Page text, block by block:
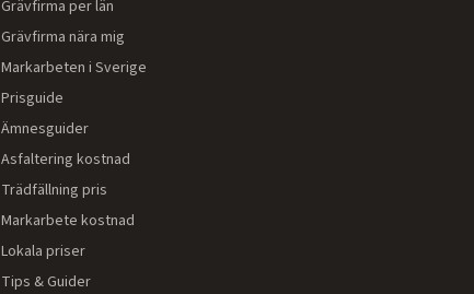
Grävfirma per län
Grävfirma nära mig
Markarbeten i Sverige
Prisguide
Ämnesguider
Asfaltering kostnad
Trädfällning pris
Markarbete kostnad
Lokala priser
Tips & Guider